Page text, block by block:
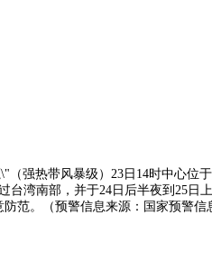
强热带风暴级）23日14时中心
湾南部，并于24日后半夜到25
范。（预警信息来源：国家预警信